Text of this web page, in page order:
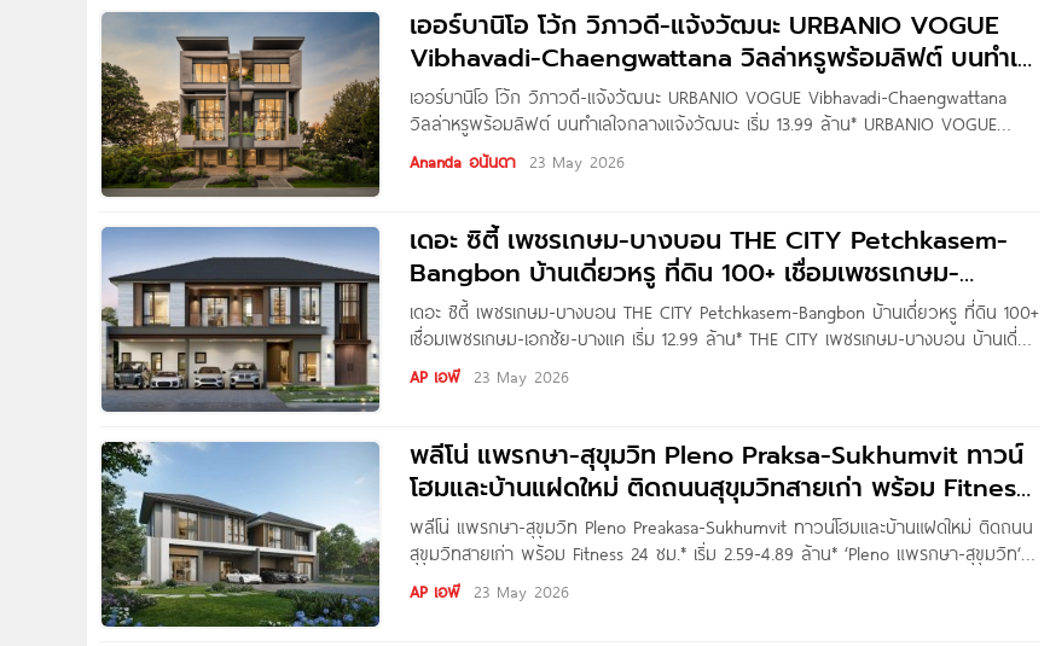
มอเตอร์เวย์ หมายเลข 7
เออร์บานิโอ โว้ก วิภาวดี-แจ้งวัฒนะ URBANIO VOGUE
Vibhavadi-Chaengwattana วิลล่าหรูพร้อมลิฟต์ บนทำเล
ใจกลางแจ้งวัฒนะ เริ่ม 13.99
เออร์บานิโอ โว้ก วิภาวดี-แจ้งวัฒนะ URBANIO VOGUE Vibhavadi-Chaengwattana
วิลล่าหรูพร้อมลิฟต์ บนทำเลใจกลางแจ้งวัฒนะ เริ่ม 13.99 ล้าน* URBANIO VOGUE
วิภาวดี-แจ้งวัฒนะ บ้านแฝด 3.5 ชั้น ซีรีส์ใหม่ จาก Ananda Development บนทำเล
ศักยภาพย่านแจ้งวัฒนะ ที่ตั้งโครงการอยู่ภายในซอยแจ้งวัฒนะ 10 แยก 9-1 แขวง
วิภาวดีรังสิต
Ananda อนันดา 23 May 2026
เดอะ ซิตี้ เพชรเกษม-บางบอน THE CITY Petchkasem-
Bangbon บ้านเดี่ยวหรู ที่ดิน 100+ เชื่อมเพชรเกษม-
เอกชัย-บางแค
เดอะ ซิตี้ เพชรเกษม-บางบอน THE CITY Petchkasem-Bangbon บ้านเดี่ยวหรู ที่ดิน 100+
เชื่อมเพชรเกษม-เอกชัย-บางแค เริ่ม 12.99 ล้าน* THE CITY เพชรเกษม-บางบอน บ้านเดี่ยว
หรูโครงการใหม่จาก AP Thailand ที่ตั้งโครงการอยู่บนถนนเลียบคลองภาษีเจริญฝั่งใต้ แขวง
หนองแขม เขตหนองแขม กทม. เดินทางเข้า-ออกเมืองสะดวก เชื่อมเพชรเกษม-เอกชัย-บาง
ด้วยสิ่งอำนวยความสะดวกมากมาย
AP เอพี 23 May 2026
พลีโน่ แพรกษา-สุขุมวิท Pleno Praksa-Sukhumvit ทาวน์
โฮมและบ้านแฝดใหม่ ติดถนนสุขุมวิทสายเก่า พร้อม Fitness
24 ชม.*
พลีโน่ แพรกษา-สุขุมวิท Pleno Preakasa-Sukhumvit ทาวน์โฮมและบ้านแฝดใหม่ ติดถนน
สุขุมวิทสายเก่า พร้อม Fitness 24 ชม.* เริ่ม 2.59-4.89 ล้าน* ‘Pleno แพรกษา-สุขุมวิท‘
โครงการใหม่จาก AP ทำเลติดถนนสุขุมวิทสายเก่า ต.ท้ายบ้านใหม่ อ.เมืองสมุทรปราการ
จ.สมุทรปราการ เชื่อมต่อถนนศรีนครินทร์, ทางด่วนกาญจนาภิเษก ใกล้รถไฟฟ้า 2 สาย
AP เอพี 23 May 2026